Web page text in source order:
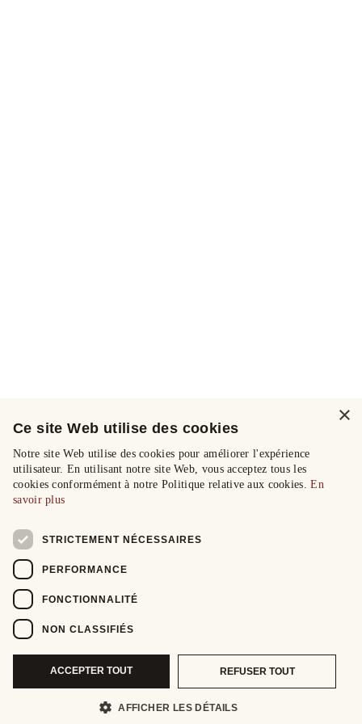
×
Ce site Web utilise des cookies
Notre site Web utilise des cookies pour améliorer l'expérience
utilisateur. En utilisant notre site Web, vous acceptez tous les
cookies conformément à notre Politique relative aux cookies.En
savoir plus
STRICTEMENT NÉCESSAIRES
PERFORMANCE
FONCTIONNALITÉ
NON CLASSIFIÉS
ACCEPTER TOUT REFUSER TOUT
AFFICHER LES DÉTAILS